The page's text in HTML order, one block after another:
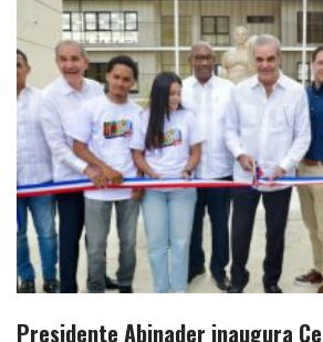
Presidente Abinader inaugura